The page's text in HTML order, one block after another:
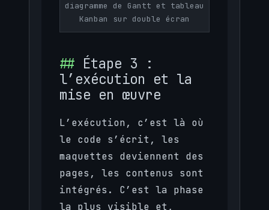
diagramme de Gantt et tableau
Kanban sur double écran
Étape 3 :
l’exécution et la
mise en œuvre
L’exécution, c’est là où
le code s’écrit, les
maquettes deviennent des
pages, les contenus sont
intégrés. C’est la phase
la plus visible et,